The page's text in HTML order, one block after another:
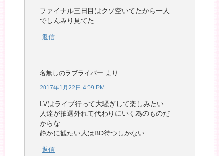
ファイナル三日目はクソ空いてたから一人
でしんみり見てた
返信
名無しのラブライバー より:
2017年1月22日 4:09 PM
LVはライブ行って大騒ぎして楽しみたい
人達が抽選外れて代わりにいく為のものだ
からな
静かに観たい人はBD待つしかない
返信